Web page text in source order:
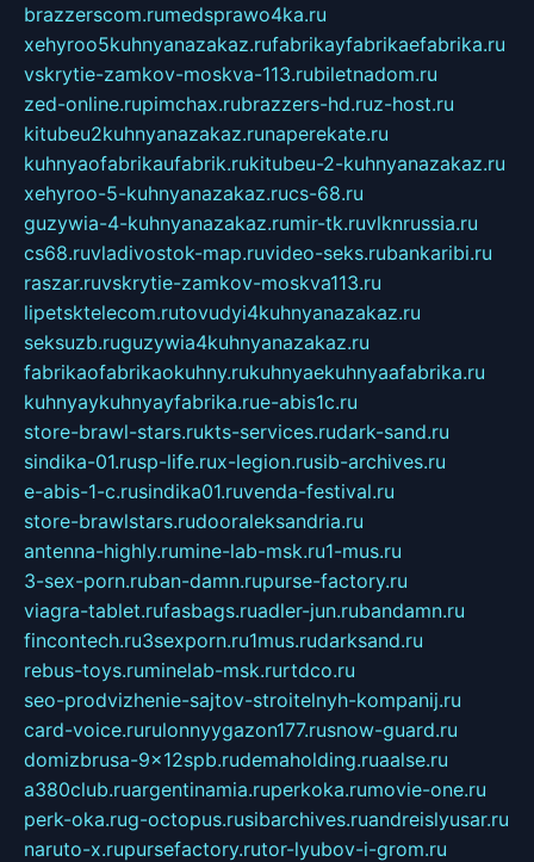
brazzerscom.rumedsprawo4ka.ru
xehyroo5kuhnyanazakaz.rufabrikayfabrikaefabrika.ru
vskrytie-zamkov-moskva-113.rubiletnadom.ru
zed-online.rupimchax.rubrazzers-hd.ruz-host.ru
kitubeu2kuhnyanazakaz.runaperekate.ru
kuhnyaofabrikaufabrik.rukitubeu-2-kuhnyanazakaz.ru
xehyroo-5-kuhnyanazakaz.rucs-68.ru
guzywia-4-kuhnyanazakaz.rumir-tk.ruvlknrussia.ru
cs68.ruvladivostok-map.ruvideo-seks.rubankaribi.ru
raszar.ruvskrytie-zamkov-moskva113.ru
lipetsktelecom.rutovudyi4kuhnyanazakaz.ru
seksuzb.ruguzywia4kuhnyanazakaz.ru
fabrikaofabrikaokuhny.rukuhnyaekuhnyaafabrika.ru
kuhnyaykuhnyayfabrika.rue-abis1c.ru
store-brawl-stars.rukts-services.rudark-sand.ru
sindika-01.rusp-life.rux-legion.rusib-archives.ru
e-abis-1-c.rusindika01.ruvenda-festival.ru
store-brawlstars.rudooraleksandria.ru
antenna-highly.rumine-lab-msk.ru1-mus.ru
3-sex-porn.ruban-damn.rupurse-factory.ru
viagra-tablet.rufasbags.ruadler-jun.rubandamn.ru
fincontech.ru3sexporn.ru1mus.rudarksand.ru
rebus-toys.ruminelab-msk.rurtdco.ru
seo-prodvizhenie-sajtov-stroitelnyh-kompanij.ru
card-voice.rurulonnyygazon177.rusnow-guard.ru
domizbrusa-9x12spb.rudemaholding.ruaalse.ru
a380club.ruargentinamia.ruperkoka.rumovie-one.ru
perk-oka.rug-octopus.rusibarchives.ruandreislyusar.ru
naruto-x.rupursefactory.rutor-lyubov-i-grom.ru